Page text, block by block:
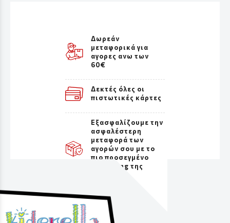
Δωρεάν
μεταφορικά για
αγορες ανω των
60€
Δεκτές όλες οι
πιστωτικές κάρτες
Εξασφαλίζουμε την
ασφαλέστερη
μεταφορά των
αγορών σου με το
πιο προσεγμένο
packaging της